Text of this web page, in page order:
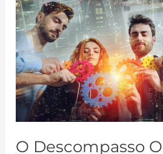
O Descompasso
O
Descompasso
Operacional:
Por
que
as
Entregas
Não
Acompanham